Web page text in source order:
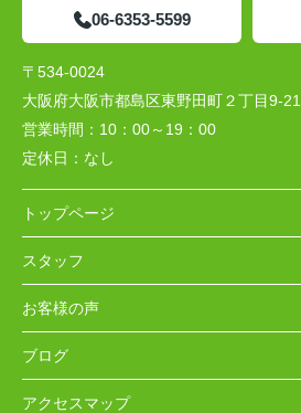
06-6353-5599
〒534-0024
大阪府大阪市都島区東野田町２丁目9-
営業時間： 10：00～19：00
定休日： なし
トップページ
スタッフ
お客様の声
ブログ
アクセスマップ